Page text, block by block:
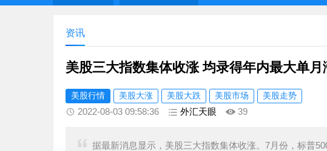
资讯
美股三大指数集体收涨 均录得年内最大单月
美股行情 美股大涨 美股大跌 美股市场 美股走势
2022-08-03 09:58:36 外汇天眼 39
据最新消息显示，美股三大指数集体收涨。7月份，标普